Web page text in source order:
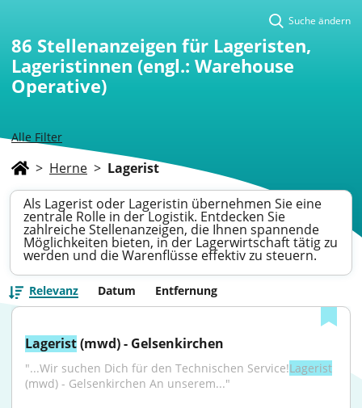
Alle Filter
Suche ändern
86 Stellenanzeigen für Lageristen,
Lageristinnen (engl.: Warehouse
Operative)
> Herne > Lagerist
Als Lagerist oder Lageristin übernehmen Sie eine
zentrale Rolle in der Logistik. Entdecken Sie
zahlreiche Stellenanzeigen, die Ihnen spannende
Möglichkeiten bieten, in der Lagerwirtschaft tätig zu
werden und die Warenflüsse effektiv zu steuern.
Relevanz Datum Entfernung
Lagerist (mwd) - Gelsenkirchen
"...Wir suchen Dich für den Technischen Service!Lagerist
(mwd) - Gelsenkirchen An unserem..."